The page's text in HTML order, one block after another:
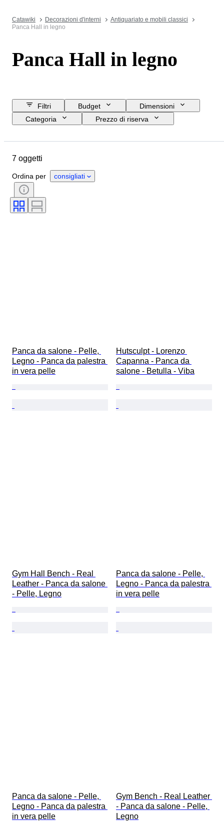
Catawiki Decorazioni d'interni
Antiquariato e mobili classici
Panca Hall in legno
Panca Hall in legno
Filtri Budget
Dimensioni
Categoria
Prezzo di riserva
Materiale
Stile
Epoca
Creatore
7 oggetti
Ordina per consigliati
Panca da salone - Pelle,
Legno - Panca da palestra
in vera pelle
Hutsculpt - Lorenzo
Capanna - Panca da
salone - Betulla - Viba
Gym Hall Bench - Real
Leather - Panca da salone
- Pelle, Legno
Panca da salone - Pelle,
Legno - Panca da palestra
in vera pelle
Panca da salone - Pelle,
Legno - Panca da palestra
in vera pelle
Gym Bench - Real Leather
- Panca da salone - Pelle,
Legno